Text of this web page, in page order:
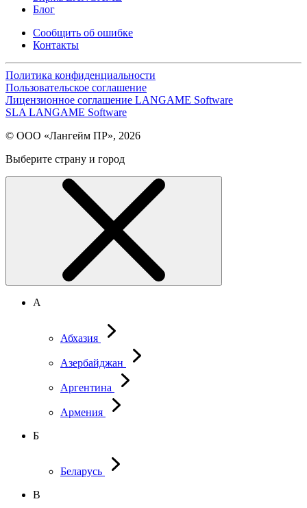
Блог
Сообщить об ошибке
Контакты
Политика конфиденциальности
Пользовательское соглашение
Лицензионное соглашение LANGAME Software
SLA LANGAME Software
© ООО «Лангейм ПР», 2026
Выберите страну и город
А
Абхазия
Азербайджан
Аргентина
Армения
Б
Беларусь
В